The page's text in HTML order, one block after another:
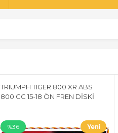
TRIUMPH TIGER 800 XR ABS
800 CC 15-18 ÖN FREN DİSKİ
%36